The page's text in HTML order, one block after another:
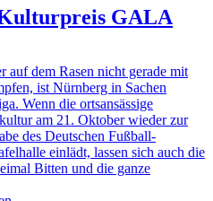
GALA
dem Rasen nicht gerade mit
ist Nürnberg in Sachen
Wenn die ortsansässige
am 21. Oktober wieder zur
des Deutschen Fußball-
einlädt, lassen sich auch die
Bitten und die ganze